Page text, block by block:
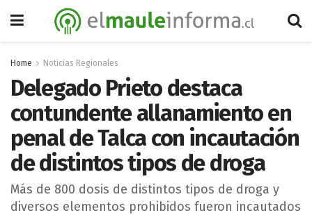
Home Noticias Regionales
Delegado Prieto destaca
contundente allanamiento en
penal de Talca con incautación
de distintos tipos de droga
Más de 800 dosis de distintos tipos de droga y
diversos elementos prohibidos fueron incautados